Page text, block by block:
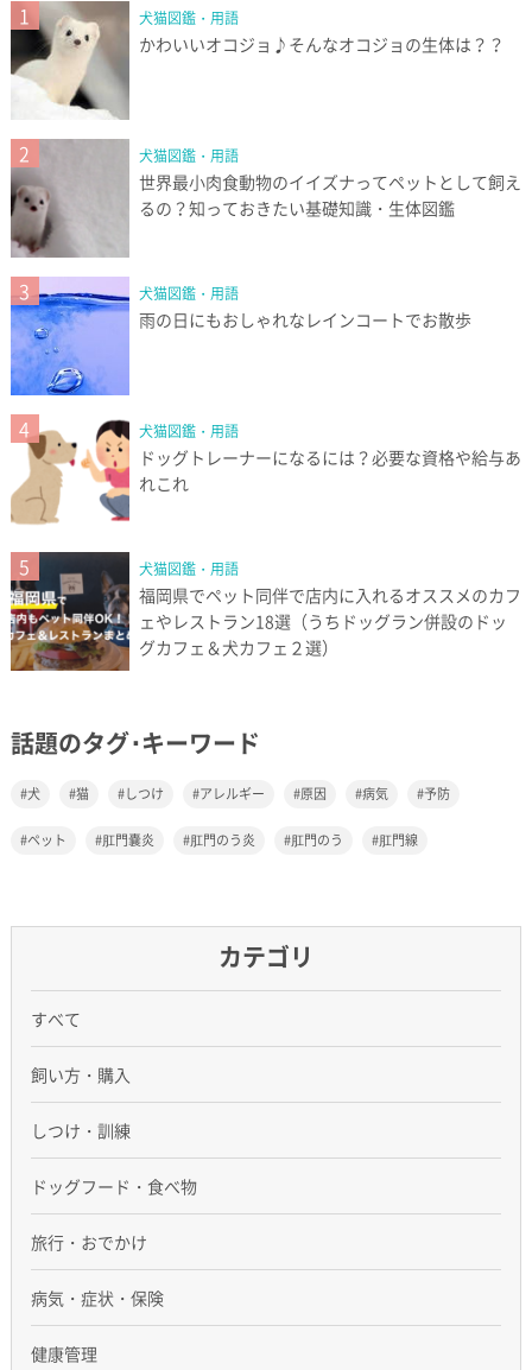
1 犬猫図鑑・用語
かわいいオコジョ♪そんなオコジョの生体は？？
2 犬猫図鑑・用語
世界最小肉食動物のイイズナってペットとして飼え
るの？知っておきたい基礎知識・生体図鑑
3 犬猫図鑑・用語
雨の日にもおしゃれなレインコートでお散歩
4 犬猫図鑑・用語
ドッグトレーナーになるには？必要な資格や給与あ
れこれ
5 犬猫図鑑・用語
福岡県でペット同伴で店内に入れるオススメのカフ
ェやレストラン18選（うちドッグラン併設のドッ
グカフェ＆犬カフェ２選）
話題のタグ･キーワード
犬 猫 しつけ アレルギー 原因 病気 予防
ペット 肛門嚢炎 肛門のう炎 肛門のう 肛門線
カテゴリ
すべて
飼い方・購入
しつけ・訓練
ドッグフード・食べ物
旅行・おでかけ
病気・症状・保険
健康管理